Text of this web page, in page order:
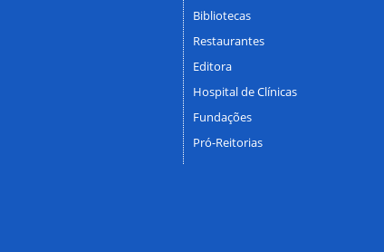
Bibliotecas
Restaurantes
Editora
Hospital de Clínicas
Fundações
Pró-Reitorias